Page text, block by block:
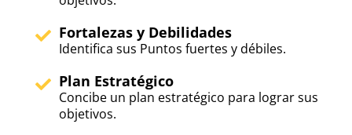
Fortalezas y Debilidades
Identifica sus Puntos fuertes y débiles.
Plan Estratégico
Concibe un plan estratégico para lograr sus
objetivos.